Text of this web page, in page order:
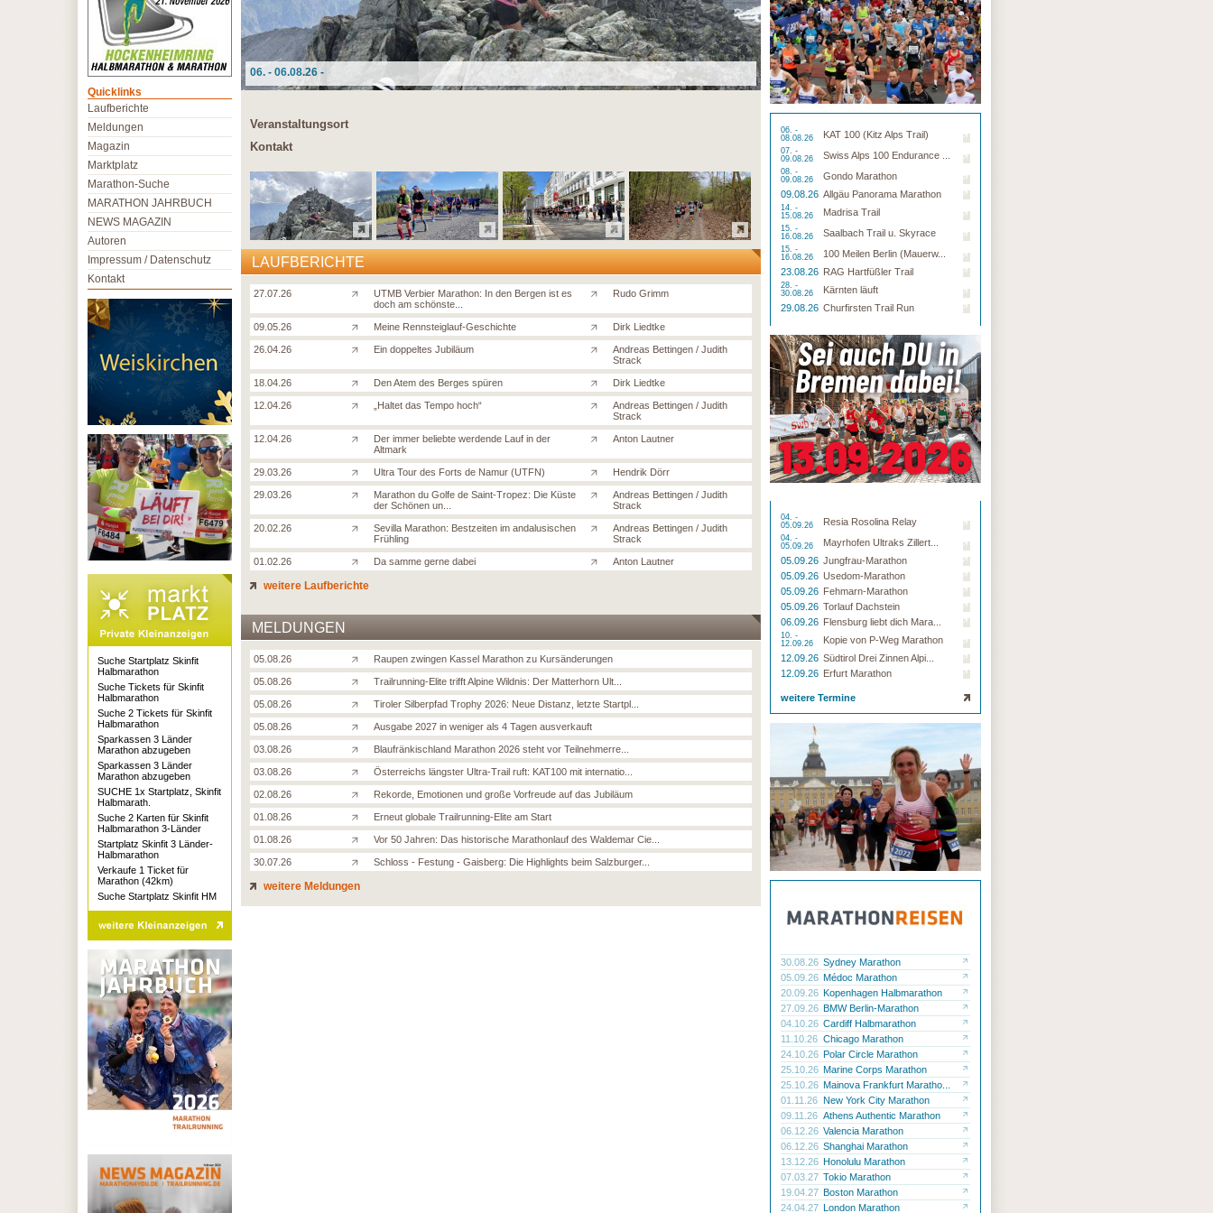
06. - 06.08.26 -
Veranstaltungsort
Kontakt
LAUFBERICHTE
27.07.26
UTMB Verbier Marathon: In den Bergen ist es
doch am schönste...
Rudo Grimm
09.05.26 Meine Rennsteiglauf-Geschichte Dirk Liedtke
26.04.26 Ein doppeltes Jubiläum
Andreas Bettingen / Judith
Strack
18.04.26 Den Atem des Berges spüren Dirk Liedtke
12.04.26 „Haltet das Tempo hoch“
Andreas Bettingen / Judith
Strack
12.04.26
Der immer beliebte werdende Lauf in der
Altmark
Anton Lautner
29.03.26 Ultra Tour des Forts de Namur (UTFN) Hendrik Dörr
29.03.26
Marathon du Golfe de Saint-Tropez: Die Küste
der Schönen un...
Andreas Bettingen / Judith
Strack
20.02.26
Sevilla Marathon: Bestzeiten im andalusischen
Frühling
Andreas Bettingen / Judith
Strack
01.02.26 Da samme gerne dabei Anton Lautner
weitere Laufberichte
MELDUNGEN
05.08.26 Raupen zwingen Kassel Marathon zu Kursänderungen
05.08.26 Trailrunning-Elite trifft Alpine Wildnis: Der Matterhorn Ult...
05.08.26 Tiroler Silberpfad Trophy 2026: Neue Distanz, letzte Startpl...
05.08.26 Ausgabe 2027 in weniger als 4 Tagen ausverkauft
03.08.26 Blaufränkischland Marathon 2026 steht vor Teilnehmerre...
03.08.26 Österreichs längster Ultra-Trail ruft: KAT100 mit internatio...
02.08.26 Rekorde, Emotionen und große Vorfreude auf das Jubiläum
01.08.26 Erneut globale Trailrunning-Elite am Start
01.08.26 Vor 50 Jahren: Das historische Marathonlauf des Waldemar Cie...
30.07.26 Schloss - Festung - Gaisberg: Die Highlights beim Salzburger...
weitere Meldungen
06. -
08.08.26
KAT 100 (Kitz Alps Trail)
07. -
09.08.26
Swiss Alps 100 Endurance ...
08. -
09.08.26
Gondo Marathon
09.08.26 Allgäu Panorama Marathon
14. -
15.08.26
Madrisa Trail
15. -
16.08.26
Saalbach Trail u. Skyrace
15. -
16.08.26
100 Meilen Berlin (Mauerw...
23.08.26 RAG Hartfüßler Trail
28. -
30.08.26
Kärnten läuft
29.08.26 Churfirsten Trail Run
04. -
05.09.26
Resia Rosolina Relay
04. -
05.09.26
Mayrhofen Ultraks Zillert...
05.09.26 Jungfrau-Marathon
05.09.26 Usedom-Marathon
05.09.26 Fehmarn-Marathon
05.09.26 Torlauf Dachstein
06.09.26 Flensburg liebt dich Mara...
10. -
12.09.26
Kopie von P-Weg Marathon
12.09.26 Südtirol Drei Zinnen Alpi...
12.09.26 Erfurt Marathon
weitere Termine
30.08.26 Sydney Marathon
05.09.26 Médoc Marathon
20.09.26 Kopenhagen Halbmarathon
27.09.26 BMW Berlin-Marathon
04.10.26 Cardiff Halbmarathon
11.10.26 Chicago Marathon
24.10.26 Polar Circle Marathon
25.10.26 Marine Corps Marathon
25.10.26 Mainova Frankfurt Maratho...
01.11.26 New York City Marathon
09.11.26 Athens Authentic Marathon
06.12.26 Valencia Marathon
06.12.26 Shanghai Marathon
13.12.26 Honolulu Marathon
07.03.27 Tokio Marathon
19.04.27 Boston Marathon
24.04.27 London Marathon
Quicklinks
Laufberichte
Meldungen
Magazin
Marktplatz
Marathon-Suche
MARATHON JAHRBUCH
NEWS MAGAZIN
Autoren
Impressum / Datenschutz
Kontakt
Suche Startplatz Skinfit
Halbmarathon
Suche Tickets für Skinfit
Halbmarathon
Suche 2 Tickets für Skinfit
Halbmarathon
Sparkassen 3 Länder
Marathon abzugeben
Sparkassen 3 Länder
Marathon abzugeben
SUCHE 1x Startplatz, Skinfit
Halbmarath.
Suche 2 Karten für Skinfit
Halbmarathon 3-Länder
Startplatz Skinfit 3 Länder-
Halbmarathon
Verkaufe 1 Ticket für
Marathon (42km)
Suche Startplatz Skinfit HM